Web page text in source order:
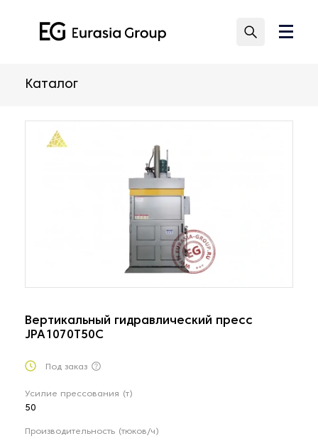
Каталог
Вертикальный гидравлический пресс
JPA1070T50C
Под заказ
Усилие прессования (т)
50
Производительность (тюков/ч)